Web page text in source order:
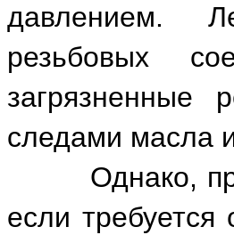
давлением.
резьбовых
загрязненные
следами масла
Однако, при
если требуется